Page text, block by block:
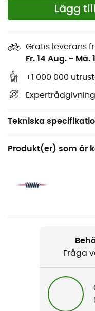
Lägg
Gratis leverans
Fr. 14 Aug. - Må.
+1 000 000
Expertrådgivning
Tekniska
Rekommenderad för
Klättring /
Produktnamn
Vattenavvisande
Egenskaper
Usage : hissage,
Produkt(er) som är
Fråga